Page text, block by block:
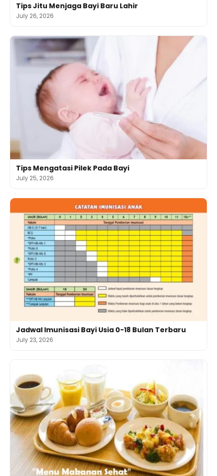
Tips Jitu Menjaga Bayi Baru Lahir
July 26, 2026
Tips Mengatasi Pilek Pada Bayi
July 25, 2026
Jadwal Imunisasi Bayi Usia 0-18 Bulan Terbaru
July 23, 2026